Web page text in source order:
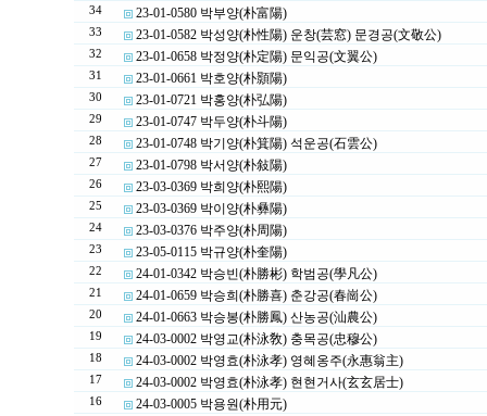
34 23-01-0580 박부양(朴富陽)
33 23-01-0582 박성양(朴性陽) 운창(芸窓) 문경공(文敬公)
32 23-01-0658 박정양(朴定陽) 문익공(文翼公)
31 23-01-0661 박호양(朴顥陽)
30 23-01-0721 박홍양(朴弘陽)
29 23-01-0747 박두양(朴斗陽)
28 23-01-0748 박기양(朴箕陽) 석운공(石雲公)
27 23-01-0798 박서양(朴敍陽)
26 23-03-0369 박희양(朴熙陽)
25 23-03-0369 박이양(朴彝陽)
24 23-03-0376 박주양(朴周陽)
23 23-05-0115 박규양(朴奎陽)
22 24-01-0342 박승빈(朴勝彬) 학범공(學凡公)
21 24-01-0659 박승희(朴勝喜) 춘강공(春崗公)
20 24-01-0663 박승봉(朴勝鳳) 산농공(汕農公)
19 24-03-0002 박영교(朴泳敎) 충목공(忠穆公)
18 24-03-0002 박영효(朴泳孝) 영혜옹주(永惠翁主)
17 24-03-0002 박영효(朴泳孝) 현현거사(玄玄居士)
16 24-03-0005 박용원(朴用元)